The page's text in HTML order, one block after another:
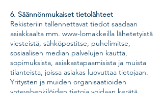
6. Säännönmukaiset tietolähteet
Rekisteriin tallennettavat tiedot saadaan
asiakkaalta mm. www-lomakkeilla lähetetyistä
viesteistä, sähköpostitse, puhelimitse,
sosiaalisen median palvelujen kautta,
sopimuksista, asiakastapaamisista ja muista
tilanteista, joissa asiakas luovuttaa tietojaan.
Yritysten ja muiden organisaatioiden